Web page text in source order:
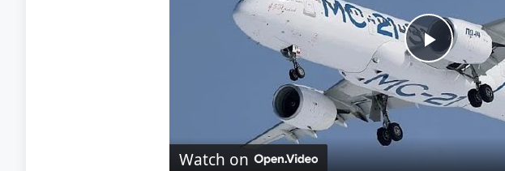
Play
Video
Watch on